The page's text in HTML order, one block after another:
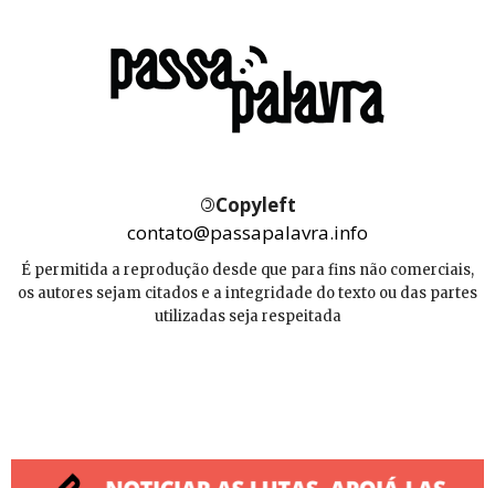
©Copyleft
contato@passapalavra.info
É permitida a reprodução desde que para fins não comerciais,
os autores sejam citados e a integridade do texto ou das partes
utilizadas seja respeitada